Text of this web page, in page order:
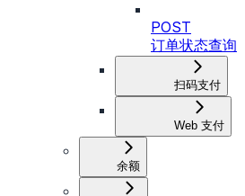
POST
订单状态查询
扫码支付
Web 支付
余额